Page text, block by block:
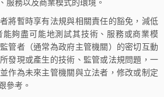
服務以及商業模式的環境。
暫時享有法規與相關責任的豁免，減低
夠盡可能地測試其技術、服務或商業模
管者（通常為政府主管機關）的密切互動
發現或產生的技術、監管或法規問題，一
作為未來主管機關與立法者，修改或制定
參考。